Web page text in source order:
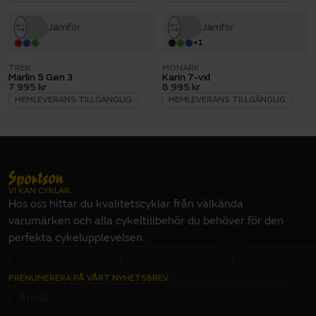
Jämför
TREK
Marlin 5 Gen 3
7 995 kr
HEMLEVERANS TILLGÄNGLIG
Jämför
+1
MONARK
Karin 7-vxl
8 995 kr
HEMLEVERANS TILLGÄNGLIG
VI KAN CYKLAR.
Hos oss hittar du kvalitetscyklar från välkända
varumärken och alla cykeltillbehör du behöver för den
perfekta cykelupplevelsen.
PRENUMERERA PÅ VÅRT NYHETSBREV